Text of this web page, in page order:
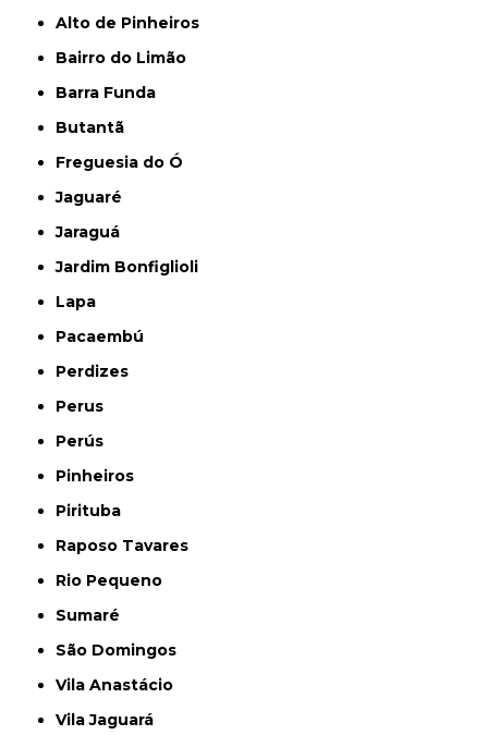
Alto de Pinheiros
Bairro do Limão
Barra Funda
Butantã
Freguesia do Ó
Jaguaré
Jaraguá
Jardim Bonfiglioli
Lapa
Pacaembú
Perdizes
Perus
Perús
Pinheiros
Pirituba
Raposo Tavares
Rio Pequeno
Sumaré
São Domingos
Vila Anastácio
Vila Jaguará